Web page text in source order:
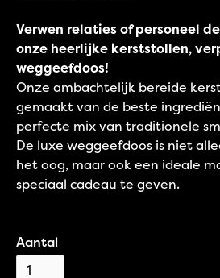
Verwen relaties of personeel
onze heerlijke kerststollen,
weggeefdoos!
Onze ambachtelijk bereide
gemaakt van de beste
perfecte mix van traditionele
De luxe weggeefdoos is niet
het oog, maar ook een ideale
speciaal cadeau te geven.
Aantal